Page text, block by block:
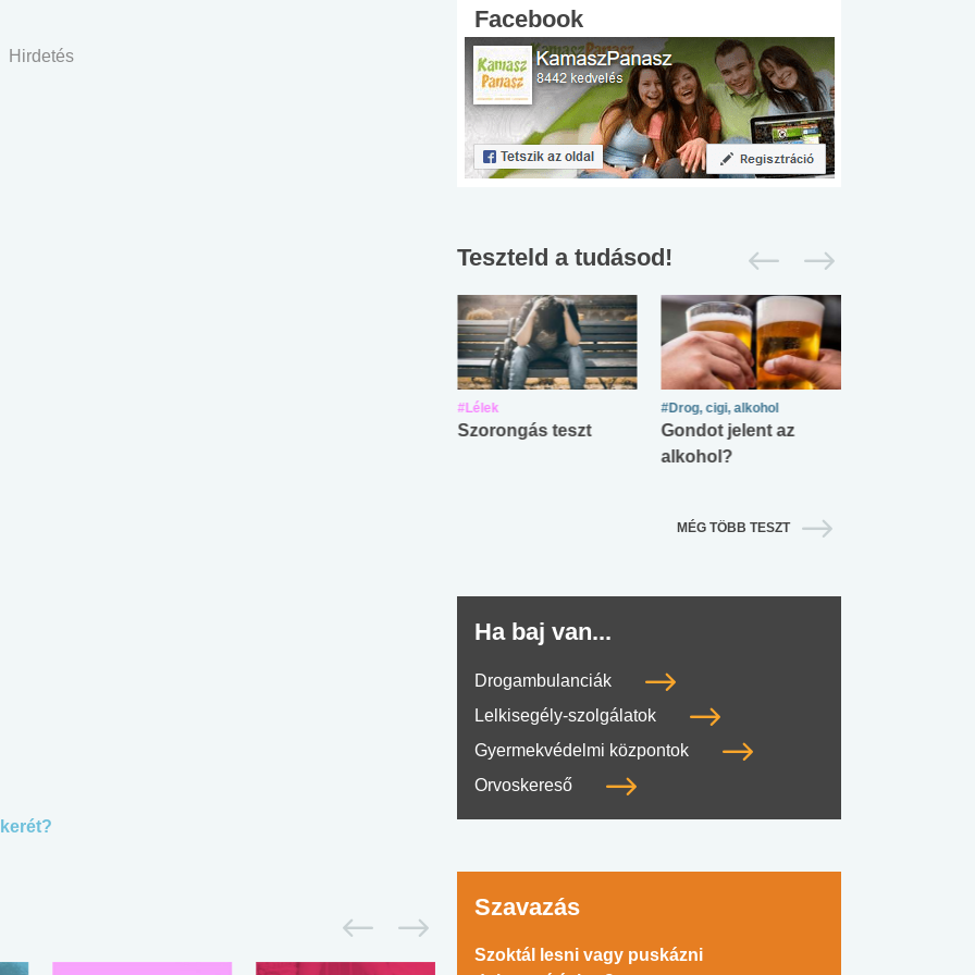
Hirdetés
Facebook
Teszteld a tudásod!
#Lélek
Szorongás teszt
#Drog, cigi, alkohol
Gondot jelent az
alkohol?
MÉG TÖBB TESZT
Ha baj van...
Drogambulanciák
Lelkisegély-szolgálatok
Gyermekvédelmi központok
Orvoskereső
Szavazás
Szoktál lesni vagy puskázni